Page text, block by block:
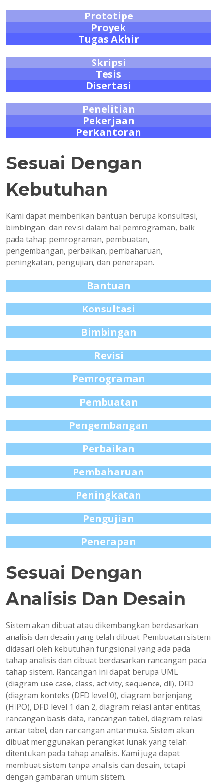
Prototipe
Proyek
Tugas Akhir
Skripsi
Tesis
Disertasi
Penelitian
Pekerjaan
Perkantoran
Sesuai Dengan
Kebutuhan
Kami dapat memberikan bantuan berupa konsultasi,
bimbingan, dan revisi dalam hal pemrograman, baik
pada tahap pemrograman, pembuatan,
pengembangan, perbaikan, pembaharuan,
peningkatan, pengujian, dan penerapan.
Bantuan
Konsultasi
Bimbingan
Revisi
Pemrograman
Pembuatan
Pengembangan
Perbaikan
Pembaharuan
Peningkatan
Pengujian
Penerapan
Sesuai Dengan
Analisis Dan Desain
Sistem akan dibuat atau dikembangkan berdasarkan
analisis dan desain yang telah dibuat. Pembuatan sistem
didasari oleh kebutuhan fungsional yang ada pada
tahap analisis dan dibuat berdasarkan rancangan pada
tahap sistem. Rancangan ini dapat berupa UML
(diagram use case, class, activity, sequence, dll), DFD
(diagram konteks (DFD level 0), diagram berjenjang
(HIPO), DFD level 1 dan 2, diagram relasi antar entitas,
rancangan basis data, rancangan tabel, diagram relasi
antar tabel, dan rancangan antarmuka. Sistem akan
dibuat menggunakan perangkat lunak yang telah
ditentukan pada tahap analisis. Kami juga dapat
membuat sistem tanpa analisis dan desain, tetapi
dengan gambaran umum sistem.